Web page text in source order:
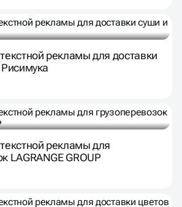
рекламы для доставки
рекламы для
LAGRANGE GROUP